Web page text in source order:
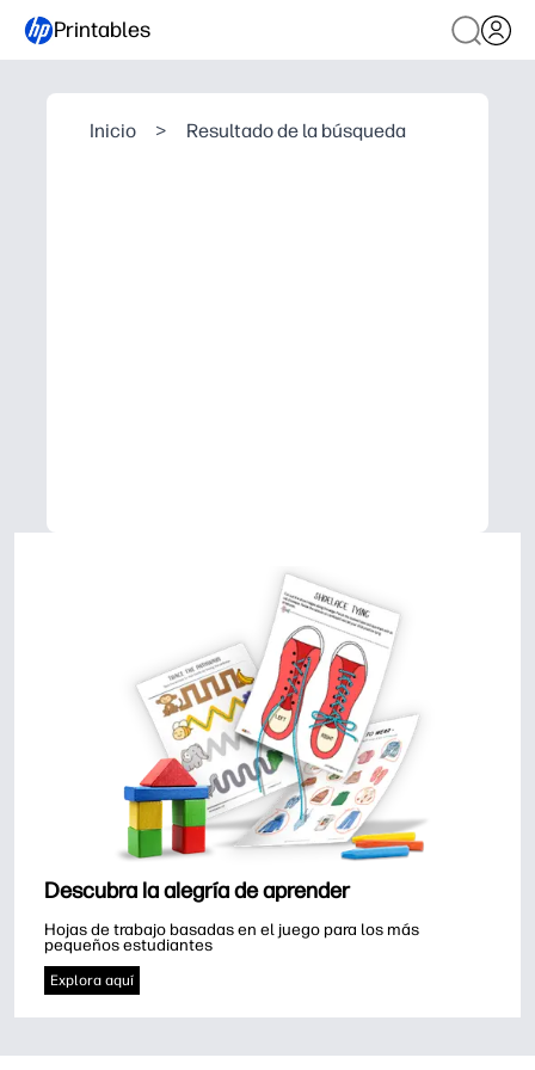
Printables
Inicio > Resultado de la búsqueda
Descubra la alegría de aprender
Hojas de trabajo basadas en el juego para los más
pequeños estudiantes
Explora aquí